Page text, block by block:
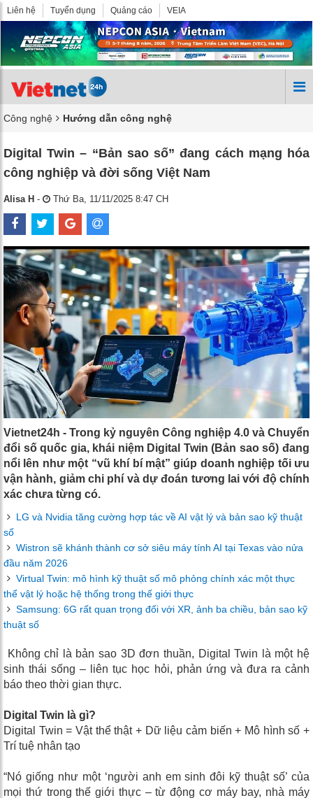
Liên hệ Tuyển dụng Quảng cáo VEIA
Công nghệ Hướng dẫn công nghệ
Digital Twin – “Bản sao số” đang cách mạng hóa
công nghiệp và đời sống Việt Nam
Alisa H - Thứ Ba, 11/11/2025 8:47 CH
Vietnet24h - Trong kỷ nguyên Công nghiệp 4.0 và Chuyển
đổi số quốc gia, khái niệm Digital Twin (Bản sao số) đang
nổi lên như một “vũ khí bí mật” giúp doanh nghiệp tối ưu
vận hành, giảm chi phí và dự đoán tương lai với độ chính
xác chưa từng có.
LG và Nvidia tăng cường hợp tác về AI vật lý và bản sao kỹ thuật
số
Wistron sẽ khánh thành cơ sở siêu máy tính AI tại Texas vào nửa
đầu năm 2026
Virtual Twin: mô hình kỹ thuật số mô phỏng chính xác một thực
thể vật lý hoặc hệ thống trong thế giới thực
Samsung: 6G rất quan trọng đối với XR, ảnh ba chiều, bản sao kỹ
thuật số
Không chỉ là bản sao 3D đơn thuần, Digital Twin là một hệ
sinh thái sống – liên tục học hỏi, phản ứng và đưa ra cảnh
báo theo thời gian thực.
Digital Twin là gì?
Digital Twin = Vật thể thật + Dữ liệu cảm biến + Mô hình số +
Trí tuệ nhân tạo
“Nó giống như một ‘người anh em sinh đôi kỹ thuật số’ của
mọi thứ trong thế giới thực – từ động cơ máy bay, nhà máy